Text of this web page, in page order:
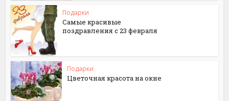
Подарки
Самые красивые
поздравления с 23 февраля
Подарки
Цветочная красота на окне